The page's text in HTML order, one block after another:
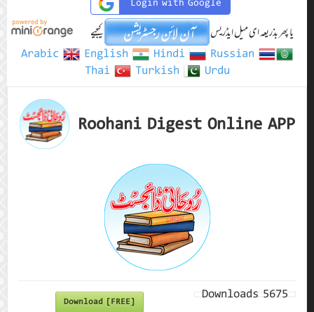
یا پھر بذریعہ ای میل ایڈریس
کیجیے
Arabic
English Hindi
Russian
Thai
Turkish Urdu
Roohani Digest Online APP
Download [FREE] 5675
Downloads